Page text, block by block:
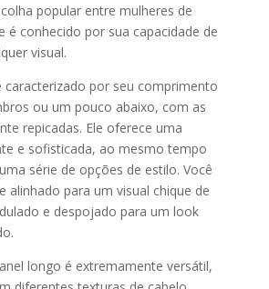
popular entre mulheres de
é conhecido por sua capacidade de
visual.
caracterizado por seu comprimento
ou um pouco abaixo, com as
repicadas. Ele oferece uma
e sofisticada, ao mesmo tempo
série de opções de estilo. Você
alinhado para um visual chique de
e despojado para um look
longo é extremamente versátil,